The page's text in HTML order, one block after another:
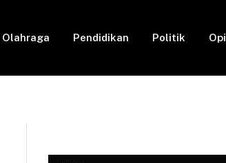
Olahraga Pendidikan Politik